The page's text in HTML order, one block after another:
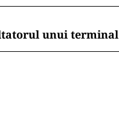
unui terminal